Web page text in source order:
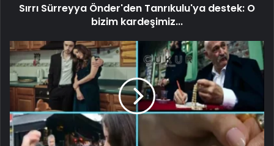
Sırrı Sürreyya Önder'den Tanrıkulu'ya destek: O
bizim kardeşimiz...